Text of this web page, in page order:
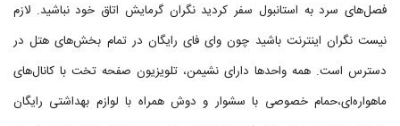
فصل‌های سرد به استانبول سفر کردید نگران گرمایش اتاق خود نباشید. لازم
نیست نگران اینترنت باشید چون وای فای رایگان در تمام بخش‌های هتل در
دسترس است. همه واحدها دارای نشیمن، تلویزیون صفحه تخت با کانال‌های
ماهواره‌ای،حمام خصوصی با سشوار و دوش همراه با لوازم بهداشتی رایگان